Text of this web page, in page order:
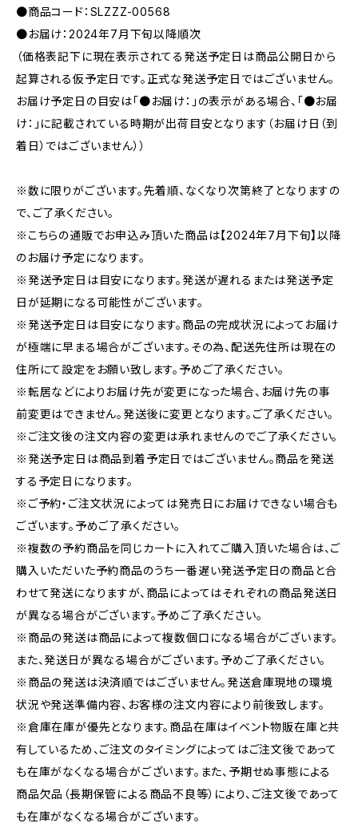
●商品コード：SLZZZ-00568
●お届け：2024年7月下旬以降順次
（価格表記下に現在表示されてる発送予定日は商品公開日から
起算される仮予定日です。正式な発送予定日ではございません。
お届け予定日の目安は「●お届け：」の表示がある場合、「●お届
け：」に記載されている時期が出荷目安となります（お届け日（到
着日）ではございません））
※数に限りがございます。先着順、なくなり次第終了となりますの
で、ご了承ください。
※こちらの通販でお申込み頂いた商品は【2024年7月下旬】以降
のお届け予定になります。
※発送予定日は目安になります。発送が遅れるまたは発送予定
日が延期になる可能性がございます。
※発送予定日は目安になります。商品の完成状況によってお届け
が極端に早まる場合がございます。その為、配送先住所は現在の
住所にて設定をお願い致します。予めご了承ください。
※転居などによりお届け先が変更になった場合、お届け先の事
前変更はできません。発送後に変更となります。ご了承ください。
※ご注文後の注文内容の変更は承れませんのでご了承ください。
※発送予定日は商品到着予定日ではございません。商品を発送
する予定日になります。
※ご予約・ご注文状況によっては発売日にお届けできない場合も
ございます。予めご了承ください。
※複数の予約商品を同じカートに入れてご購入頂いた場合は、ご
購入いただいた予約商品のうち一番遅い発送予定日の商品と合
わせて発送になりますが、商品によってはそれぞれの商品発送日
が異なる場合がございます。予めご了承ください。
※商品の発送は商品によって複数個口になる場合がございます。
また、発送日が異なる場合がございます。予めご了承ください。
※商品の発送は決済順ではございません。発送倉庫現地の環境
状況や発送準備内容、お客様の注文内容により前後致します。
※倉庫在庫が優先となります。商品在庫はイベント物販在庫と共
有しているため、ご注文のタイミングによってはご注文後であって
も在庫がなくなる場合がございます。また、予期せぬ事態による
商品欠品（長期保管による商品不良等）により、ご注文後であって
も在庫がなくなる場合がございます。